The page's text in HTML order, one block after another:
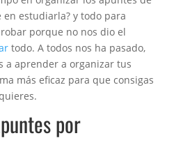
estudiarla? y todo para
porque no nos dio el
todo. A todos nos ha pasado,
a aprender a organizar tus
más eficaz para que consigas
por